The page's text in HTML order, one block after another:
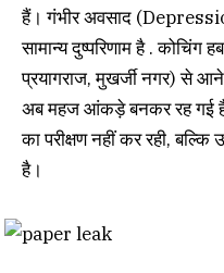
हैं। गंभीर अवसाद
सामान्य दुष्परिणाम है .
प्रयागराज, मुखर्जी नगर) से
अब महज आंकड़े बनकर रह गई हैं।
का परीक्षण नहीं कर रही,
है।